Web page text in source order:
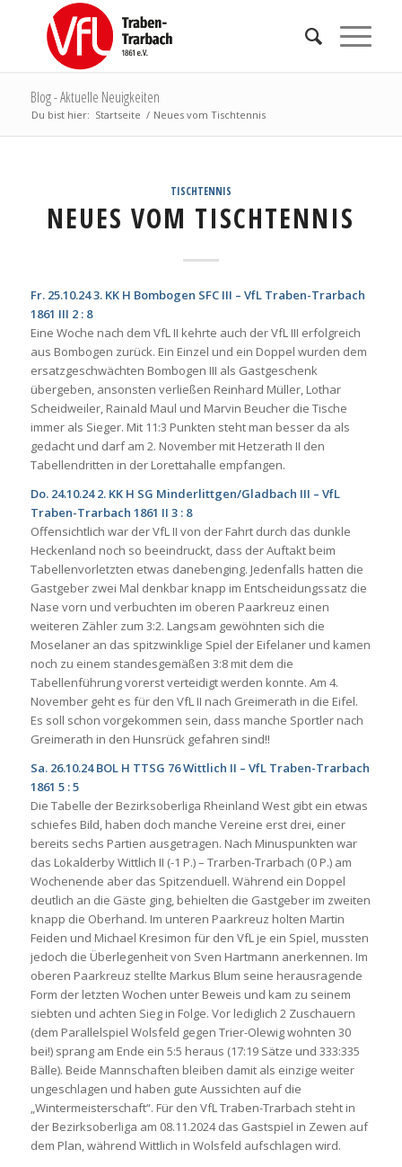
Blog - Aktuelle Neuigkeiten
Du bist hier: Startseite / Neues vom Tischtennis
TISCHTENNIS
NEUES VOM TISCHTENNIS
Fr. 25.10.24 3. KK H Bombogen SFC III – VfL Traben-Trarbach
1861 III 2 : 8
Eine Woche nach dem VfL II kehrte auch der VfL III erfolgreich
aus Bombogen zurück. Ein Einzel und ein Doppel wurden dem
ersatzgeschwächten Bombogen III als Gastgeschenk
übergeben, ansonsten verließen Reinhard Müller, Lothar
Scheidweiler, Rainald Maul und Marvin Beucher die Tische
immer als Sieger. Mit 11:3 Punkten steht man besser da als
gedacht und darf am 2. November mit Hetzerath II den
Tabellendritten in der Lorettahalle empfangen.
Do. 24.10.24 2. KK H SG Minderlittgen/Gladbach III – VfL
Traben-Trarbach 1861 II 3 : 8
Offensichtlich war der VfL II von der Fahrt durch das dunkle
Heckenland noch so beeindruckt, dass der Auftakt beim
Tabellenvorletzten etwas danebenging. Jedenfalls hatten die
Gastgeber zwei Mal denkbar knapp im Entscheidungssatz die
Nase vorn und verbuchten im oberen Paarkreuz einen
weiteren Zähler zum 3:2. Langsam gewöhnten sich die
Moselaner an das spitzwinklige Spiel der Eifelaner und kamen
noch zu einem standesgemäßen 3:8 mit dem die
Tabellenführung vorerst verteidigt werden konnte. Am 4.
November geht es für den VfL II nach Greimerath in die Eifel.
Es soll schon vorgekommen sein, dass manche Sportler nach
Greimerath in den Hunsrück gefahren sind!!
Sa. 26.10.24 BOL H TTSG 76 Wittlich II – VfL Traben-Trarbach
1861 5 : 5
Die Tabelle der Bezirksoberliga Rheinland West gibt ein etwas
schiefes Bild, haben doch manche Vereine erst drei, einer
bereits sechs Partien ausgetragen. Nach Minuspunkten war
das Lokalderby Wittlich II (-1 P.) – Trarben-Trarbach (0 P.) am
Wochenende aber das Spitzenduell. Während ein Doppel
deutlich an die Gäste ging, behielten die Gastgeber im zweiten
knapp die Oberhand. Im unteren Paarkreuz holten Martin
Feiden und Michael Kresimon für den VfL je ein Spiel, mussten
jedoch die Überlegenheit von Sven Hartmann anerkennen. Im
oberen Paarkreuz stellte Markus Blum seine herausragende
Form der letzten Wochen unter Beweis und kam zu seinem
siebten und achten Sieg in Folge. Vor lediglich 2 Zuschauern
(dem Parallelspiel Wolsfeld gegen Trier-Olewig wohnten 30
bei!) sprang am Ende ein 5:5 heraus (17:19 Sätze und 333:335
Bälle). Beide Mannschaften bleiben damit als einzige weiter
ungeschlagen und haben gute Aussichten auf die
„Wintermeisterschaft“. Für den VfL Traben-Trarbach steht in
der Bezirksoberliga am 08.11.2024 das Gastspiel in Zewen auf
dem Plan, während Wittlich in Wolsfeld aufschlagen wird.